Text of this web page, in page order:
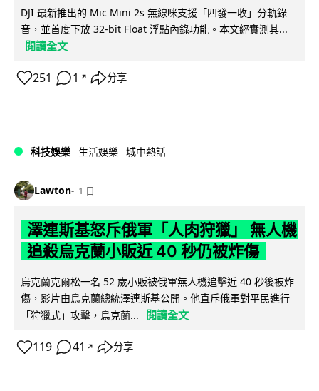
DJI 最新推出的 Mic Mini 2s 無線咪支援「四發一收」分軌錄
音，並首度下放 32-bit Float 浮點內錄功能。本文經實測其...
閱讀全文
251 1 ↗ 分享
科技娛樂 生活娛樂 城中熱話
Lawton 1 日
澤連斯基怒斥俄軍「人肉狩獵」 無人機
追殺烏克蘭小販近 40 秒仍被炸傷
烏克蘭克爾松一名 52 歲小販被俄軍無人機追擊近 40 秒後被炸
傷，影片由烏克蘭總統澤連斯基公開。他直斥俄軍對平民進行
「狩獵式」攻擊，烏克蘭...
閱讀全文
119 41 ↗ 分享